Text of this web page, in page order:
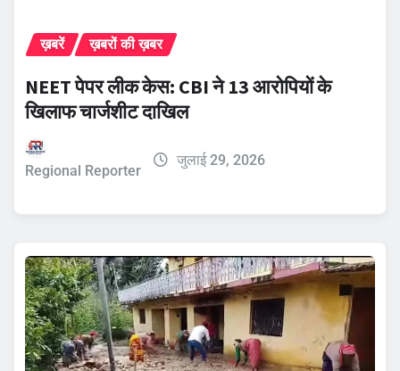
ख़बरें ख़बरों की ख़बर
NEET पेपर लीक केस: CBI ने 13 आरोपियों के
खिलाफ चार्जशीट दाखिल
Regional Reporter
जुलाई 29, 2026